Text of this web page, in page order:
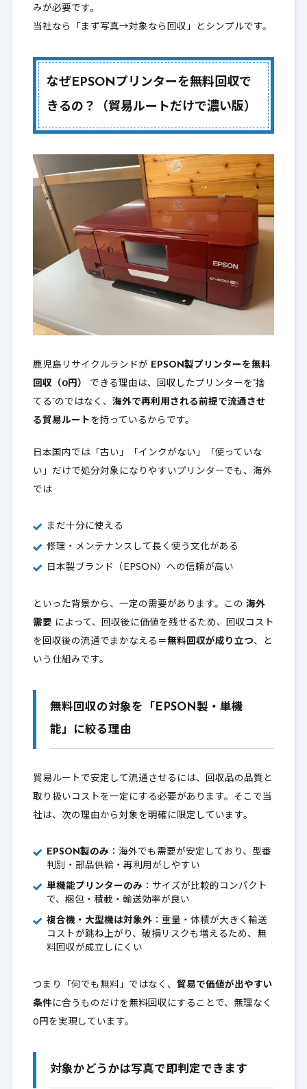
みが必要です。
当社なら「まず写真→対象なら回収」とシンプルです。
なぜEPSONプリンターを無料回収で
きるの？（貿易ルートだけで濃い版）
鹿児島リサイクルランドが EPSON製プリンターを無料
回収（0円） できる理由は、回収したプリンターを“捨
てる”のではなく、 海外で再利用される前提で流通させ
る貿易ルート を持っているからです。
日本国内では「古い」「インクがない」「使っていな
い」だけで処分対象になりやすいプリンターでも、海外
では
まだ十分に使える
修理・メンテナンスして長く使う文化がある
日本製ブランド（EPSON）への信頼が高い
といった背景から、一定の需要があります。この 海外
需要 によって、回収後に価値を残せるため、回収コスト
を回収後の流通でまかなえる＝無料回収が成り立つ、と
いう仕組みです。
無料回収の対象を「EPSON製・単機
能」に絞る理由
貿易ルートで安定して流通させるには、回収品の品質と
取り扱いコストを一定にする必要があります。そこで当
社は、次の理由から対象を明確に限定しています。
EPSON製のみ ：海外でも需要が安定しており、型番
判別・部品供給・再利用がしやすい
単機能プリンターのみ ：サイズが比較的コンパクト
で、梱包・積載・輸送効率が良い
複合機・大型機は対象外 ：重量・体積が大きく輸送
コストが跳ね上がり、破損リスクも増えるため、無
料回収が成立しにくい
つまり「何でも無料」ではなく、 貿易で価値が出やすい
条件に合うものだけを無料回収にすることで、無理なく
0円を実現しています。
対象かどうかは写真で即判定できます